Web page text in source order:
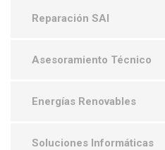
Reparación SAI
Asesoramiento Técnico
Energías Renovables
Soluciones Informáticas